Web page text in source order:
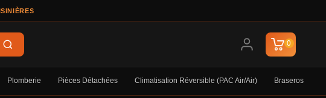
0
Plomberie Pièces Détachées Climatisation Réversible (PAC Air/air) Braseros